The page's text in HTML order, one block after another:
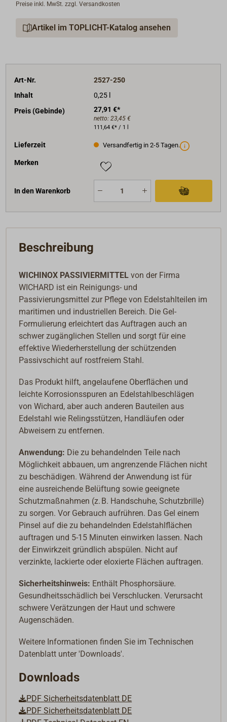
Preise inkl. MwSt. zzgl. Versandkosten
Artikel im TOPLICHT-Katalog ansehen
Art-Nr.
2527-250
Inhalt
0,25 l
Preis (Gebinde)
27,91 €*
netto: 23,45 €
111,64 €* / 1 l
Lieferzeit Versandfertig in 2-5 Tagen.
Merken
In den Warenkorb
Beschreibung
WICHINOX PASSIVIERMITTEL von der Firma
WICHARD ist ein Reinigungs- und
Passivierungsmittel zur Pflege von Edelstahlteilen im
maritimen und industriellen Bereich. Die Gel-
Formulierung erleichtert das Auftragen auch an
schwer zugänglichen Stellen und sorgt für eine
effektive Wiederherstellung der schützenden
Passivschicht auf rostfreiem Stahl.
Das Produkt hilft, angelaufene Oberflächen und
leichte Korrosionsspuren an Edelstahlbeschlägen
von Wichard, aber auch anderen Bauteilen aus
Edelstahl wie Relingsstützen, Handläufen oder
Abweisern zu entfernen.
Anwendung: Die zu behandelnden Teile nach
Möglichkeit abbauen, um angrenzende Flächen nicht
zu beschädigen. Während der Anwendung ist für
eine ausreichende Belüftung sowie geeignete
Schutzmaßnahmen (z. B. Handschuhe, Schutzbrille)
zu sorgen. Vor Gebrauch aufrühren. Das Gel einem
Pinsel auf die zu behandelnden Edelstahlflächen
auftragen und 5-15 Minuten einwirken lassen. Nach
der Einwirkzeit gründlich abspülen. Nicht auf
verzinkte, lackierte oder eloxierte Flächen auftragen.
Sicherheitshinweis: Enthält Phosphorsäure.
Gesundheitsschädlich bei Verschlucken. Verursacht
schwere Verätzungen der Haut und schwere
Augenschäden.
Weitere Informationen finden Sie im Technischen
Datenblatt unter 'Downloads'.
Downloads
PDF Sicherheitsdatenblatt DE
PDF Sicherheitsdatenblatt DE